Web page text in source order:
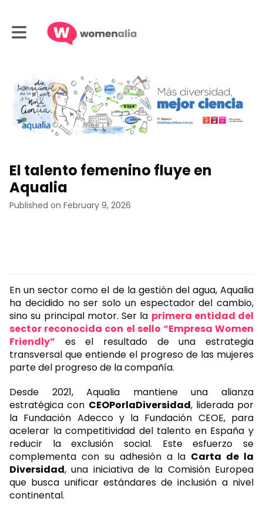
Toggle main navigation
El talento femenino fluye en
Aqualia
Published on February 9, 2026
En un sector como el de la gestión del agua, Aqualia
ha decidido no ser solo un espectador del cambio,
sino su principal motor. Ser la primera entidad del
sector reconocida con el sello “Empresa Women
Friendly”
es el resultado de una estrategia
transversal que entiende el progreso de las mujeres
parte del progreso de la compañía.
Desde 2021, Aqualia mantiene una alianza
estratégica con CEOPorlaDiversidad, liderada por
la Fundación Adecco y la Fundación CEOE, para
acelerar la competitividad del talento en España y
reducir la exclusión social. Este esfuerzo se
complementa con su adhesión a la Carta de la
Diversidad, una iniciativa de la Comisión Europea
que busca unificar estándares de inclusión a nivel
continental.